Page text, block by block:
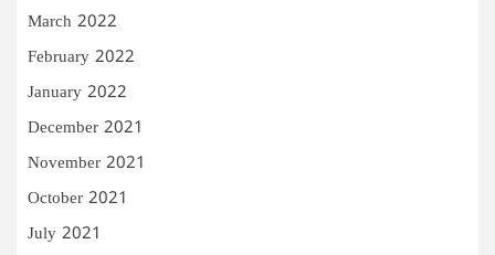
March 2022
February 2022
January 2022
December 2021
November 2021
October 2021
July 2021